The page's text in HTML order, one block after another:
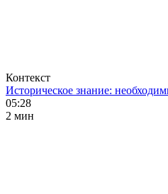
Контекст
Историческое знание:
05:28
2 мин